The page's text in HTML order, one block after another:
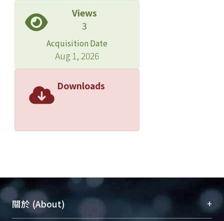
Views
3
Acquisition Date
Aug 1, 2026
Downloads
關於 (About) +